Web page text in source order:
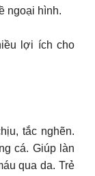
ngoại hình.
lợi ích cho
tắc nghẽn.
cá. Giúp làn
qua da. Trẻ